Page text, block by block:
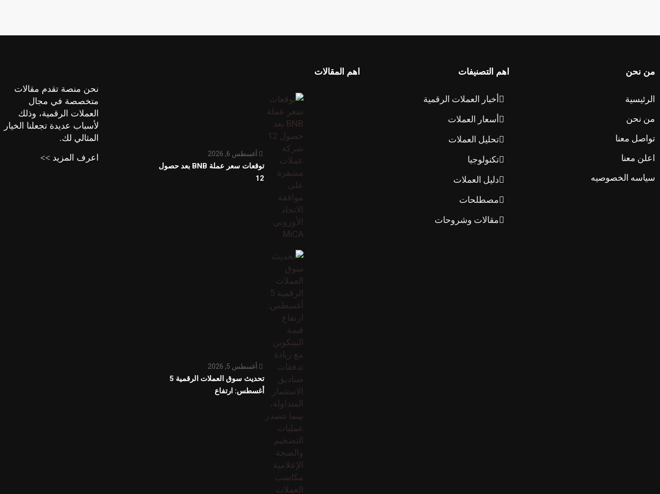
من نحن
الرئيسية
من نحن
تواصل معنا
اعلن معنا
سياسه الخصوصيه
اهم التصنيفات
أخبار العملات الرقمية
أسعار العملات
تحليل العملات
تكنولوجيا
دليل العملات
مصطلحات
مقالات وشروحات
اهم المقالات
أغسطس 6, 2026
توقعات سعر عملة BNB بعد حصول
12
أغسطس 5, 2026
تحديث سوق العملات الرقمية 5
أغسطس: ارتفاع
نحن منصة تقدم مقالات
متخصصة في مجال
العملات الرقمية، وذلك
لأسباب عديدة تجعلنا الخيار
المثالي لك.
اعرف المزيد >>